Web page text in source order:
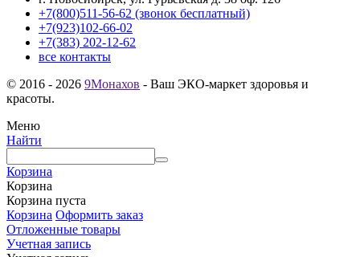
+7(800)511-56-62 (звонок бесплатный)
+7(923)102-66-02
+7(383) 202-12-62
все контакты
© 2016 - 2026 9Монахов - Ваш ЭКО-маркет здоровья и
красоты.
Меню
Найти
Корзина
Корзина
Корзина пуста
Корзина Оформить заказ
Отложенные товары
Учетная запись